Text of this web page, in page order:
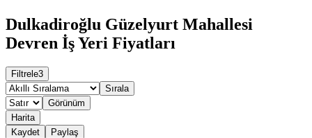
Dulkadiroğlu Güzelyurt Mahallesi
Devren İş Yeri Fiyatları
Filtrele3
Sırala
Görünüm
Harita
Kaydet
Paylaş